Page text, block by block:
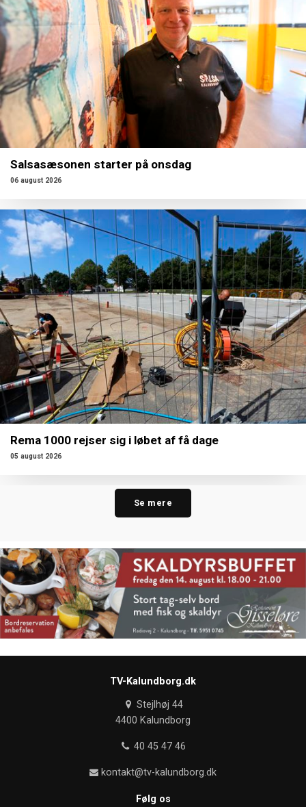
Salsasæsonen starter på onsdag
06 august 2026
Rema 1000 rejser sig i løbet af få dage
05 august 2026
Se mere
TV-Kalundborg.dk
Stejlhøj 44
4400 Kalundborg
40 45 47 46
kontakt@tv-kalundborg.dk
Følg os